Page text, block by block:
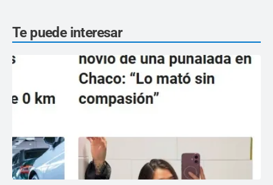
Te puede interesar